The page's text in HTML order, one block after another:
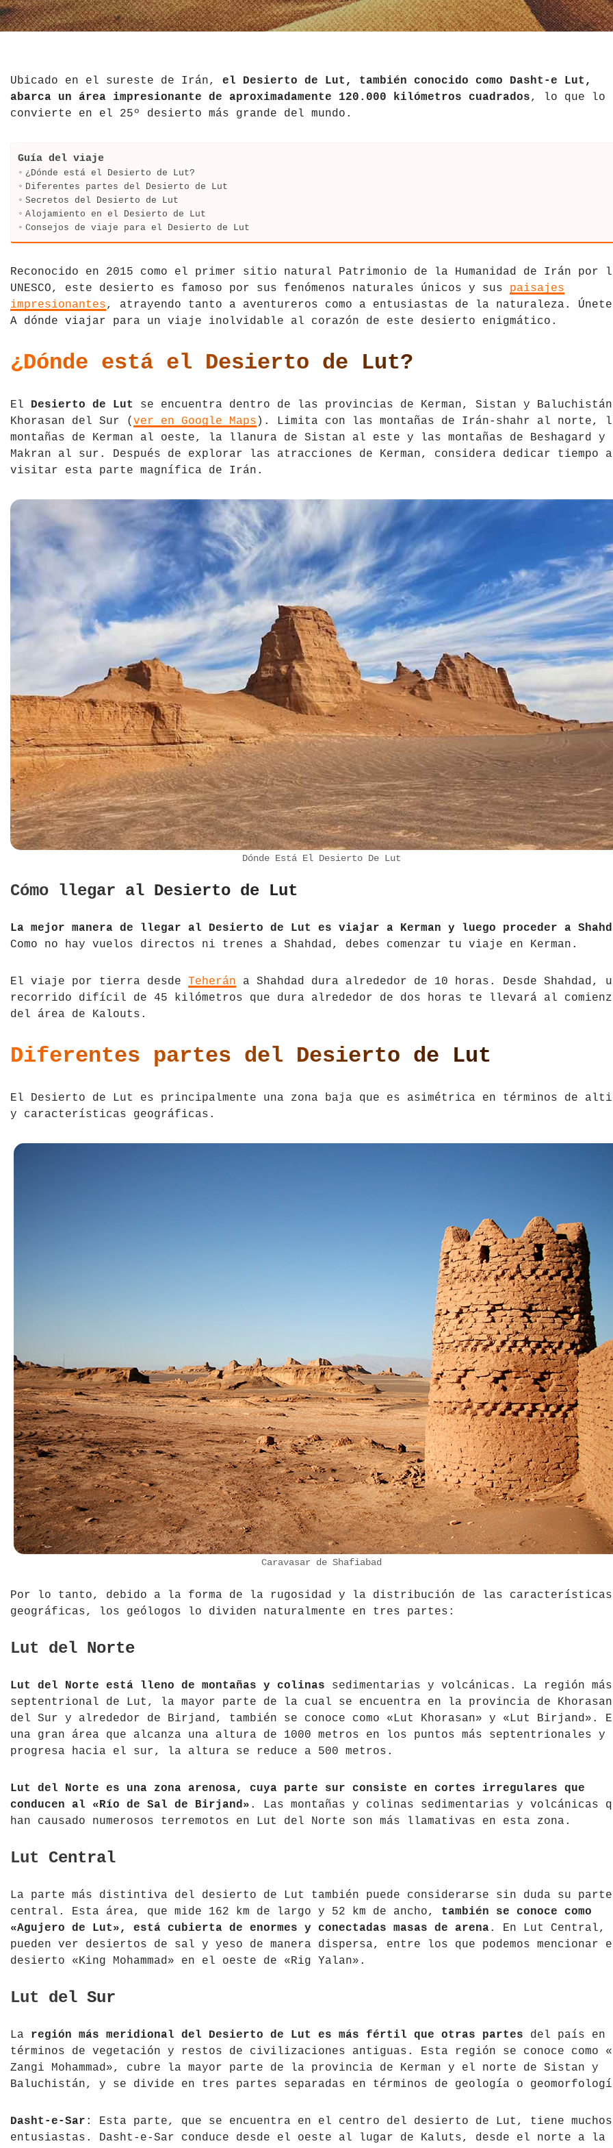
El Salvador
Hawái
México
Paraguay
Perú
República Dominicana
Venezuela
Jordania
La India
Madagascar
Maldivas
Mongolia
Nepal
Qatar
Tailandia
Tíbet
Vietnam
Croacia
Escocia
Eslovenia
Finlandia
Francia
Grecia
Hungría
Inglaterra
Irlanda
Islandia
Letonia
Liechtenstein
País de Gales
Polonia
República Checa
Serbia
Suecia
Suiza
Turquía
Ucrania
Ubicado en el sureste de Irán, el Desierto de Lut, también conocido como Dasht-e Lut,
abarca un área impresionante de aproximadamente 120.000 kilómetros cuadrados, lo que lo
convierte en el 25º desierto más grande del mundo.
Guía del viaje
¿Dónde está el Desierto de Lut?
Diferentes partes del Desierto de Lut
Secretos del Desierto de Lut
Alojamiento en el Desierto de Lut
Consejos de viaje para el Desierto de Lut
Reconocido en 2015 como el primer sitio natural Patrimonio de la Humanidad de Irán por
UNESCO, este desierto es famoso por sus fenómenos naturales únicos y sus paisajes
impresionantes, atrayendo tanto a aventureros como a entusiastas de la naturaleza.
A dónde viajar para un viaje inolvidable al corazón de este desierto enigmático.
¿Dónde está el Desierto de Lut?
El Desierto de Lut
se encuentra dentro de las provincias de Kerman, Sistan y
Khorasan del Sur ( ver en Google Maps ). Limita con las montañas de Irán-shahr al norte,
montañas de Kerman al oeste, la llanura de Sistan al este y las montañas de Beshagard y
Makran al sur. Después de explorar las atracciones de Kerman, considera dedicar tiempo a
visitar esta parte magnífica de Irán.
Dónde Está El Desierto De Lut
Cómo llegar al Desierto de Lut
La mejor manera de llegar al Desierto de Lut es viajar a Kerman y luego proceder a
Como no hay vuelos directos ni trenes a Shahdad, debes comenzar tu viaje en Kerman.
El viaje por tierra desde Teherán a Shahdad dura alrededor de 10 horas. Desde Shahdad,
recorrido difícil de 45 kilómetros que dura alrededor de dos horas te llevará al
del área de Kalouts.
Diferentes partes del Desierto de Lut
El Desierto de Lut es principalmente una zona baja que es asimétrica en términos de
y características geográficas.
Caravasar de Shafiabad
Por lo tanto, debido a la forma de la rugosidad y la distribución de las características
geográficas, los geólogos lo dividen naturalmente en tres partes:
Lut del Norte
Lut del Norte está lleno de montañas y colinas sedimentarias y volcánicas. La región más
septentrional de Lut, la mayor parte de la cual se encuentra en la provincia de Khorasan
del Sur y alrededor de Birjand, también se conoce como «Lut Khorasan» y «Lut Birjand».
una gran área que alcanza una altura de 1000 metros en los puntos más septentrionales y
progresa hacia el sur, la altura se reduce a 500 metros.
Lut del Norte es una zona arenosa, cuya parte sur consiste en cortes irregulares que
conducen al «Río de Sal de Birjand» . Las montañas y colinas sedimentarias y volcánicas
han causado numerosos terremotos en Lut del Norte son más llamativas en esta zona.
Lut Central
La parte más distintiva del desierto de Lut también puede considerarse sin duda su parte
central. Esta área, que mide 162 km de largo y 52 km de ancho, también se conoce como
«Agujero de Lut», está cubierta de enormes y conectadas masas de arena. En Lut Central,
pueden ver desiertos de sal y yeso de manera dispersa, entre los que podemos mencionar
desierto «King Mohammad» en el oeste de «Rig Yalan».
Lut del Sur
La región más meridional del Desierto de Lut es más fértil que otras partes del país en
términos de vegetación y restos de civilizaciones antiguas. Esta región se conoce como
Zangi Mohammad», cubre la mayor parte de la provincia de Kerman y el norte de Sistan y
Baluchistán, y se divide en tres partes separadas en términos de geología o
Dasht-e-Sar : Esta parte, que se encuentra en el centro del desierto de Lut, tiene muchos
entusiastas. Dasht-e-Sar conduce desde el oeste al lugar de Kaluts, desde el norte a la